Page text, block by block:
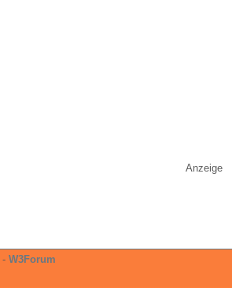
Anzeige
- W3Forum